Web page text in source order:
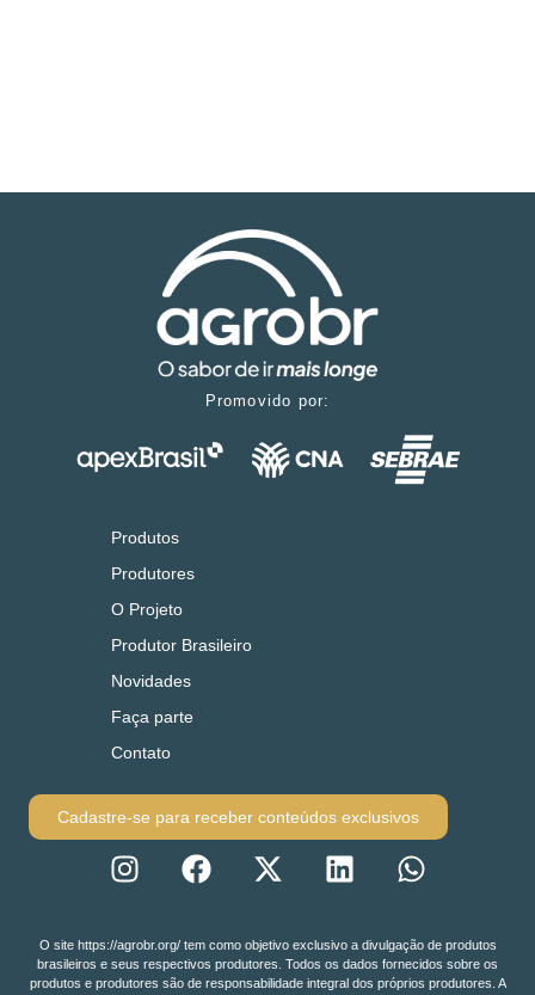
Promovido por:
Produtos
Produtores
O Projeto
Produtor Brasileiro
Novidades
Faça parte
Contato
Cadastre-se para receber conteúdos exclusivos
O site https://agrobr.org/ tem como objetivo exclusivo a divulgação de produtos
brasileiros e seus respectivos produtores. Todos os dados fornecidos sobre os
produtos e produtores são de responsabilidade integral dos próprios produtores. A